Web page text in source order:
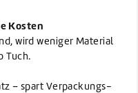
Kosten
wird weniger Material
Tuch.
– spart Verpackungs-